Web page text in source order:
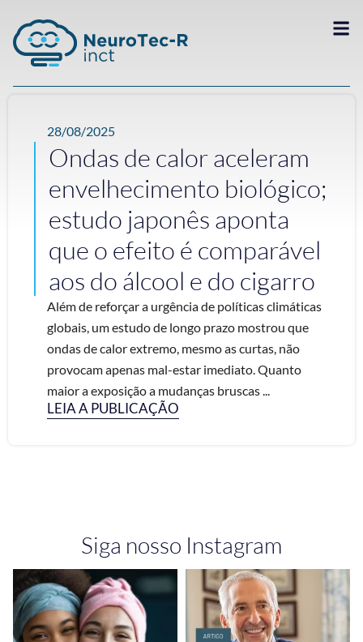
28/08/2025
Ondas de calor aceleram
envelhecimento biológico;
estudo japonês aponta
que o efeito é comparável
aos do álcool e do cigarro
Além de reforçar a urgência de políticas climáticas
globais, um estudo de longo prazo mostrou que
ondas de calor extremo, mesmo as curtas, não
provocam apenas mal-estar imediato. Quanto
maior a exposição a mudanças bruscas ...
LEIA A PUBLICAÇÃO
Siga nosso Instagram